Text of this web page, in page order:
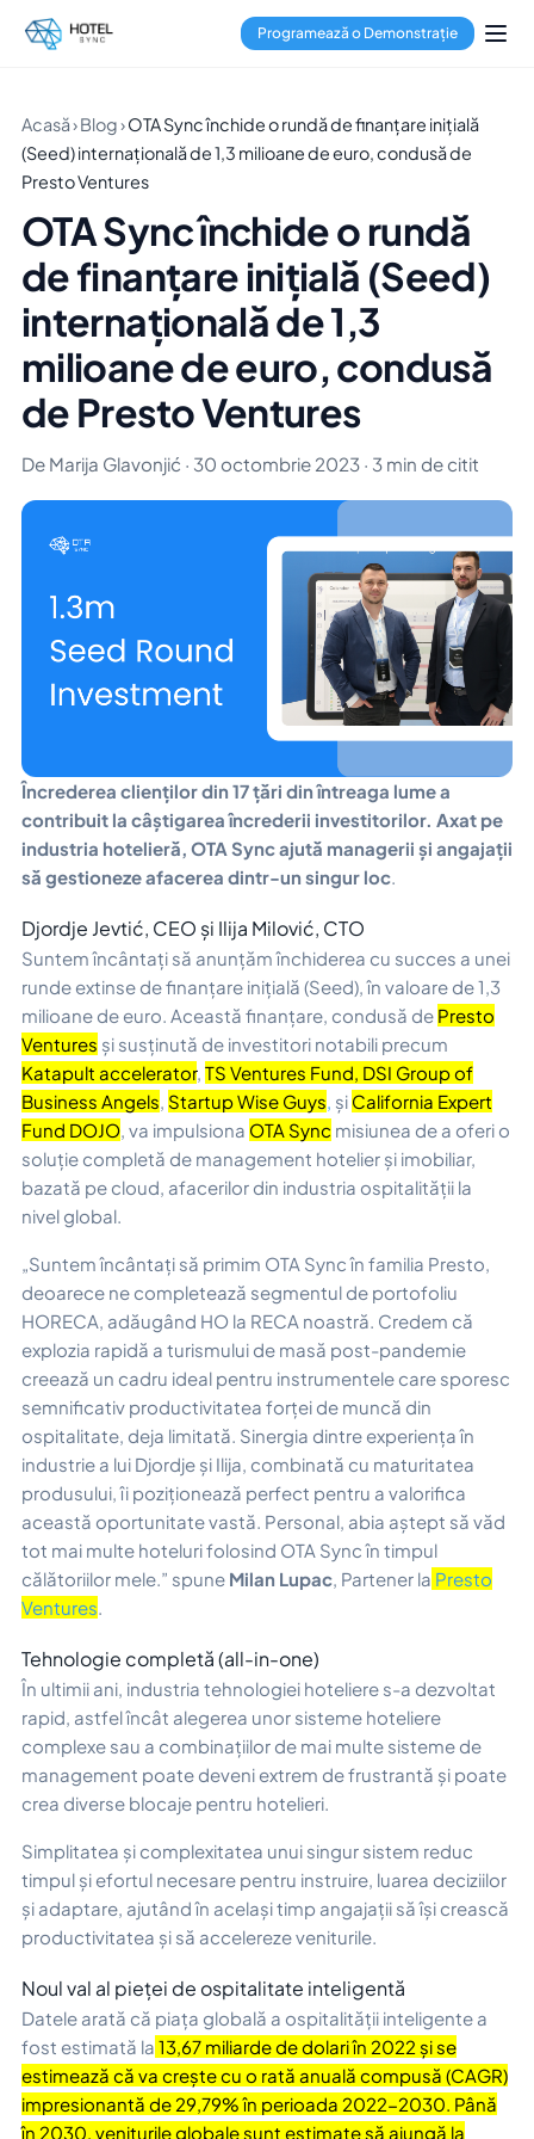
Programează o Demonstrație
Acasă›Blog›OTA Sync închide o rundă de finanțare inițială
(Seed) internațională de 1,3 milioane de euro, condusă de
Presto Ventures
OTA Sync închide o rundă
de finanțare inițială (Seed)
internațională de 1,3
milioane de euro, condusă
de Presto Ventures
De Marija Glavonjić · 30 octombrie 2023 · 3 min de citit
Încrederea clienților din 17 țări din întreaga lume a
contribuit la câștigarea încrederii investitorilor. Axat pe
industria hotelieră, OTA Sync ajută managerii și angajații
să gestioneze afacerea dintr-un singur loc.
Djordje Jevtić, CEO și Ilija Milović, CTO
Suntem încântați să anunțăm închiderea cu succes a unei
runde extinse de finanțare inițială (Seed), în valoare de 1,3
milioane de euro. Această finanțare, condusă de Presto
Ventures și susținută de investitori notabili precum
Katapult accelerator, TS Ventures Fund DSI Group of
Business Angels Startup Wise Guys și California Expert
Fund DOJO , va impulsiona OTA Sync misiunea de a oferi o
soluție completă de management hotelier și imobiliar,
bazată pe cloud, afacerilor din industria ospitalității la
nivel global.
„Suntem încântați să primim OTA Sync în familia Presto,
deoarece ne completează segmentul de portofoliu
HORECA, adăugând HO la RECA noastră. Credem că
explozia rapidă a turismului de masă post-pandemie
creează un cadru ideal pentru instrumentele care sporesc
semnificativ productivitatea forței de muncă din
ospitalitate, deja limitată. Sinergia dintre experiența în
industrie a lui Djordje și Ilija, combinată cu maturitatea
produsului, îi poziționează perfect pentru a valorifica
această oportunitate vastă. Personal, abia aștept să văd
tot mai multe hoteluri folosind OTA Sync în timpul
călătoriilor mele.” spune Milan Lupac, Partener la Presto
Ventures.
Tehnologie completă (all-in-one)
În ultimii ani, industria tehnologiei hoteliere s-a dezvoltat
rapid, astfel încât alegerea unor sisteme hoteliere
complexe sau a combinațiilor de mai multe sisteme de
management poate deveni extrem de frustrantă și poate
crea diverse blocaje pentru hotelieri.
Simplitatea și complexitatea unui singur sistem reduc
timpul și efortul necesare pentru instruire, luarea deciziilor
și adaptare, ajutând în același timp angajații să își crească
productivitatea și să accelereze veniturile.
Noul val al pieței de ospitalitate inteligentă
Datele arată că piața globală a ospitalității inteligente a
fost estimată la 13,67 miliarde de dolari în 2022 și se
estimează că va crește cu o rată anuală compusă (CAGR)
impresionantă de 29,79% în perioada 2022-2030. Până
în 2030, veniturile globale sunt estimate să ajungă la